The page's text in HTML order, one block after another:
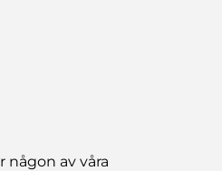
någon av våra